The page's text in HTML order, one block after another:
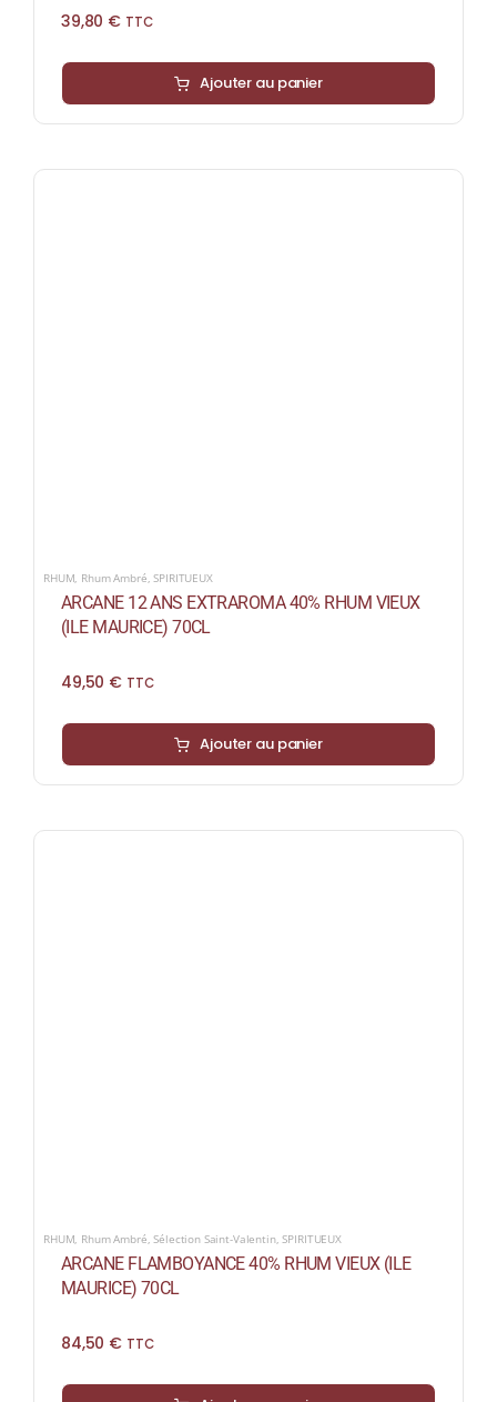
39,80 € TTC
Ajouter au panier
RHUM, Rhum Ambré,SPIRITUEUX
ARCANE 12 ANS EXTRAROMA 40% RHUM VIEUX
(ILE MAURICE) 70CL
49,50 € TTC
Ajouter au panier
RHUM, Rhum Ambré,Sélection Saint-Valentin,SPIRITUEUX
ARCANE FLAMBOYANCE 40% RHUM VIEUX (ILE
MAURICE) 70CL
84,50 € TTC